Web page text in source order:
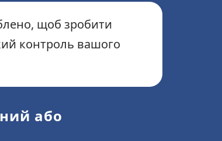
щоб зробити
контроль вашого
або